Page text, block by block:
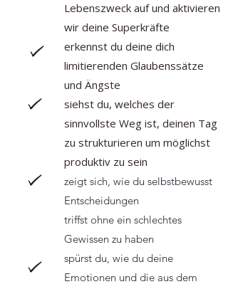
Lebenszweck auf und aktivieren
wir deine Superkräfte
erkennst du deine dich
limitierenden Glaubenssätze
und Ängste
siehst du, welches der
sinnvollste Weg ist, deinen Tag
zu strukturieren um möglichst
produktiv zu sein
zeigt sich, wie du selbstbewusst
Entscheidungen
triffst ohne ein schlechtes
Gewissen zu haben
spürst du, wie du deine
Emotionen und die aus dem